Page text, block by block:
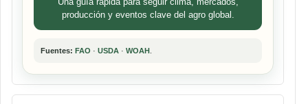
producción y eventos clave del agro global.
Fuentes: FAO · USDA · WOAH